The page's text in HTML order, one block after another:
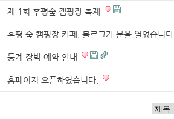
제 1회 후평숲 캠핑장 축제
후평 숲 캠핑장 카페. 블로그가 문을 열었습니다.
동계 장박 예약 안내
홈페이지 오픈하였습니다.